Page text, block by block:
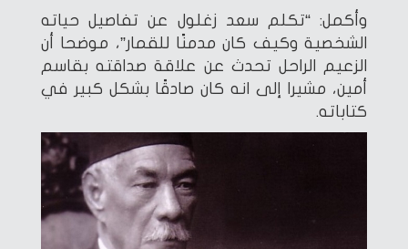
وأكمل: “تكلم سعد زغلول عن تفاصيل حياته
الشخصية وكيف كان مدمنًا للقمار”، موضحا أن
الزعيم الراحل تحدث عن علاقة صداقته بقاسم
أمين، مشيرا إلى انه كان صادقًا بشكل كبير في
كتاباته.